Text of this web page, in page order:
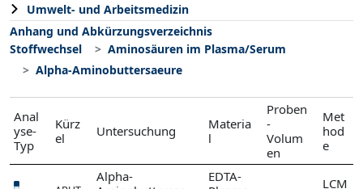
Umwelt- und Arbeitsmedizin
Anhang und Abkürzungsverzeichnis
Stoffwechsel
Aminosäuren im Plasma/Serum
Alpha-Aminobuttersaeure
Anal
yse-
Typ
Kürz
el
Untersuchung
Materia
l
Proben
-
Volum
en
Met
hod
e
Alpha-
EDTA-
LCM